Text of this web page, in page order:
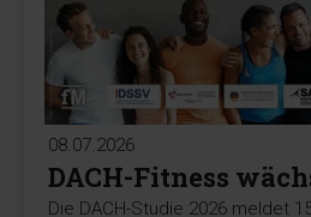
08.07.2026
DACH-Fitness
Die DACH-Studie 2026 meldet